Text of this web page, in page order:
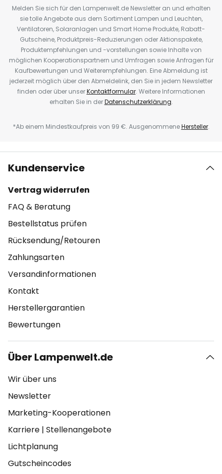
Melden Sie sich für den Lampenwelt.de Newsletter an und erhalten
sie tolle Angebote aus dem Sortiment Lampen und Leuchten,
Ventilatoren, Solaranlagen und Smart Home Produkte, Rabatt-
Gutscheine, Produktpreis-Reduzierungen oder Aktionspakete,
Produktempfehlungen und -vorstellungen sowie Inhalte von
möglichen Kooperationspartnern und Umfragen sowie Anfragen für
Kaufbewertungen und Weiterempfehlungen. Eine Abmeldung ist
jederzeit möglich über den Abmeldelink, den Sie in jedem Newsletter
finden oder über unserKontaktformular. Weitere Informationen
erhalten Sie in derDatenschutzerklärung.
*Ab einem Mindestkaufpreis von 99 €. AusgenommeneHersteller.
Kundenservice
Vertrag widerrufen
FAQ & Beratung
Bestellstatus prüfen
Rücksendung/Retouren
Zahlungsarten
Versandinformationen
Kontakt
Herstellergarantien
Bewertungen
Über Lampenwelt.de
Wir über uns
Newsletter
Marketing-Kooperationen
Karriere | Stellenangebote
Lichtplanung
Gutscheincodes